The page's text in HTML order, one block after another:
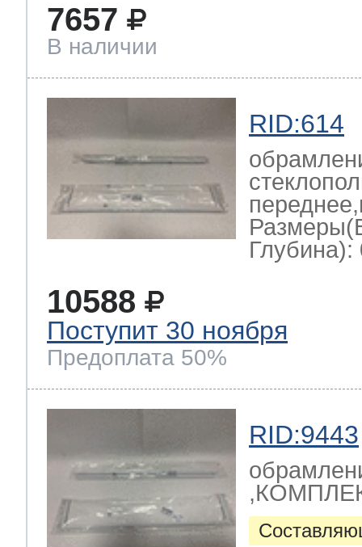
7657
В наличии
RID:614
Глубина):
10588
Поступит 30 ноября
Предоплата 50%
RID:9443